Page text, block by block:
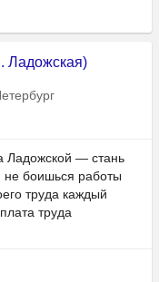
Ладожская)
Ладожской — стань
боишься работы
труда каждый
труда